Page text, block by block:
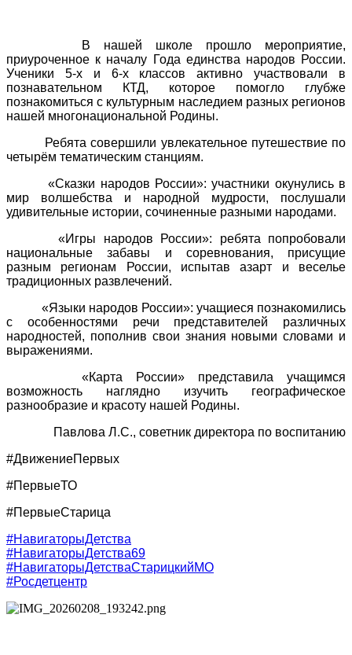
В нашей школе прошло мероприятие,
приуроченное к началу Года единства народов России.
Ученики 5-х и 6-х классов активно участвовали в
познавательном КТД, которое помогло глубже
познакомиться с культурным наследием разных регионов
нашей многонациональной Родины.
Ребята совершили увлекательное путешествие по
четырём тематическим станциям.
«Сказки народов России»: участники окунулись в
мир волшебства и народной мудрости, послушали
удивительные истории, сочиненные разными народами.
«Игры народов России»: ребята попробовали
национальные забавы и соревнования, присущие
разным регионам России, испытав азарт и веселье
традиционных развлечений.
«Языки народов России»: учащиеся познакомились
с особенностями речи представителей различных
народностей, пополнив свои знания новыми словами и
выражениями.
«Карта России» представила учащимся
возможность наглядно изучить географическое
разнообразие и красоту нашей Родины.
Павлова Л.С., советник директора по воспитанию
#ДвижениеПервых
#ПервыеТО
#ПервыеСтарица
#НавигаторыДетства
#НавигаторыДетства69
#НавигаторыДетстваСтарицкийМО
#Росдетцентр